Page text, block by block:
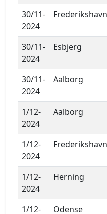
30/11-
2024
Frederikshavn
30/11-
2024
Esbjerg
30/11-
2024
Aalborg
1/12-
2024
Aalborg
1/12-
2024
Frederikshavn
1/12-
2024
Herning
1/12- Odense